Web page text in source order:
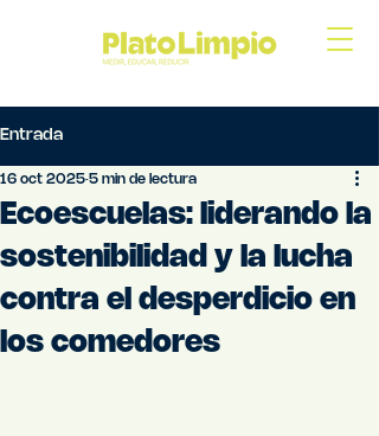
Entrada
Ecoescuelas: liderando la
sostenibilidad y la lucha
contra el desperdicio en
los comedores
16 oct 2025 5 min de lectura